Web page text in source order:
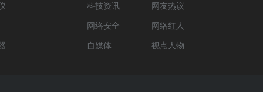
科技资讯
网友热议
网络安全
网络红人
自媒体
视点人物